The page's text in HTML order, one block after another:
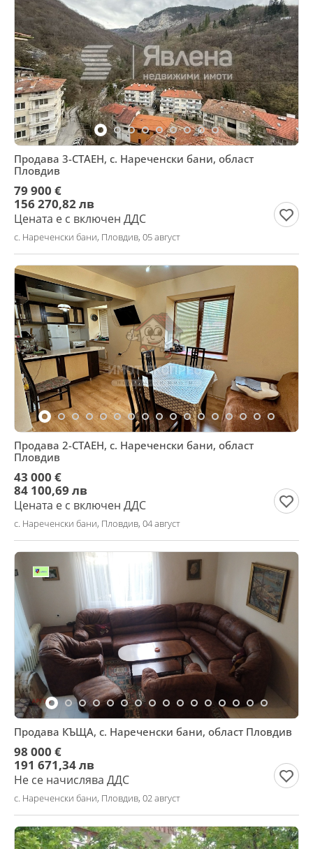
Продава 3-СТАЕН, с. Нареченски бани, област
Пловдив
79 900 €
156 270,82 лв
Цената е с включен ДДС
с. Нареченски бани, Пловдив, 05 август
Продава 2-СТАЕН, с. Нареченски бани, област
Пловдив
43 000 €
84 100,69 лв
Цената е с включен ДДС
с. Нареченски бани, Пловдив, 04 август
Продава КЪЩА, с. Нареченски бани, област Пловдив
98 000 €
191 671,34 лв
Не се начислява ДДС
с. Нареченски бани, Пловдив, 02 август